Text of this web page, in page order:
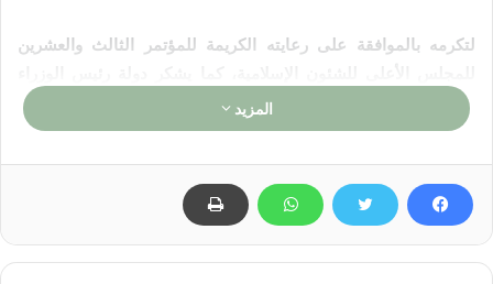
لتكرمه بالموافقة على رعايته الكريمة للمؤتمر الثالث والعشرين
لموافقته الكريمة على إقامة المؤتمر خلال الفترة من 25, 26
مارس 2014م .
علمًا بأن عقد هذا المؤتمر يأتي في إطار الدور العلمي والريادي
لمصر الأزهر ، والدور الكبير للقوة الناعمة للأزهر والأوقاف في دعم
الدولة المصرية في الداخل والخارج، حيث يدعـى لهذا المؤتمر
المزيد